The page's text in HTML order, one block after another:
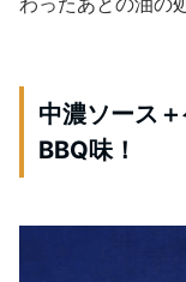
中濃ソース
BBQ味！